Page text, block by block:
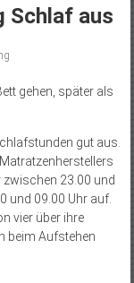
Schlaf aus
gehen, später als
gut aus.
zwischen 23.00 und
und 09.00 Uhr auf.
vier über ihre
beim Aufstehen